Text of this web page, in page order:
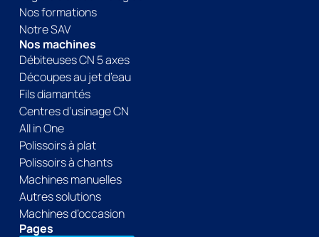
Nos formations
Notre SAV
Nos machines
Débiteuses CN 5 axes
Découpes au jet d’eau
Fils diamantés
Centres d’usinage CN
All in One
Polissoirs à plat
Polissoirs à chants
Machines manuelles
Autres solutions
Machines d’occasion
Pages